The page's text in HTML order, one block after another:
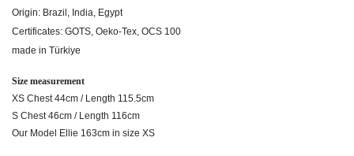
Origin: Brazil, India, Egypt
Certificates: GOTS, Oeko-Tex, OCS 100
made in Türkiye
Size measurement
XS Chest 44cm / Length 115.5cm
S Chest 46cm / Length 116cm
Our Model Ellie 163cm in size XS